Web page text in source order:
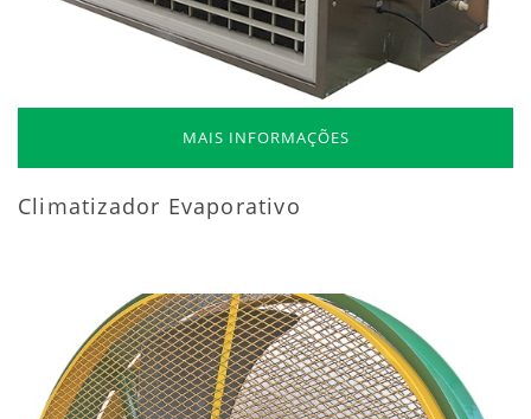
MAIS INFORMAÇÕES
Climatizador Evaporativo